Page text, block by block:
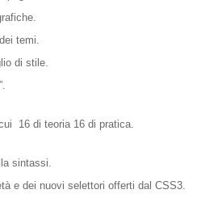
temi.
di stile.
16 di teoria 16 di pratica.
sintassi.
e dei nuovi selettori offerti dal CSS3.